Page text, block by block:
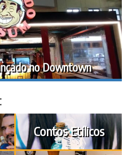
no Downtown
Contos Etílicos